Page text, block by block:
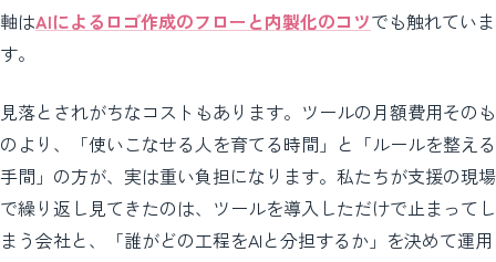
軸はAIによるロゴ作成のフローと内製化のコツでも触れていま
す。
見落とされがちなコストもあります。ツールの月額費用そのも
のより、「使いこなせる人を育てる時間」と「ルールを整える
手間」の方が、実は重い負担になります。私たちが支援の現場
で繰り返し見てきたのは、ツールを導入しただけで止まってし
まう会社と、「誰がどの工程をAIと分担するか」を決めて運用